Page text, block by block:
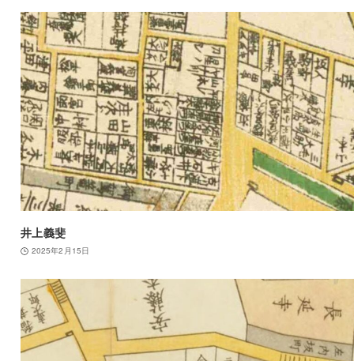
井上義斐
2025年2月15日